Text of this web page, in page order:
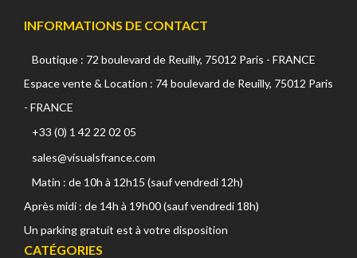
INFORMATIONS DE CONTACT
Boutique : 72 boulevard de Reuilly, 75012 Paris - FRANCE
Espace vente & Location : 74 boulevard de Reuilly, 75012 Paris
- FRANCE
+33 (0) 1 42 22 02 05
sales@visualsfrance.com
Matin : de 10h à 12h15 (sauf vendredi 12h)
Après midi : de 14h à 19h00 (sauf vendredi 18h)
Un parking gratuit est à votre disposition
CATÉGORIES